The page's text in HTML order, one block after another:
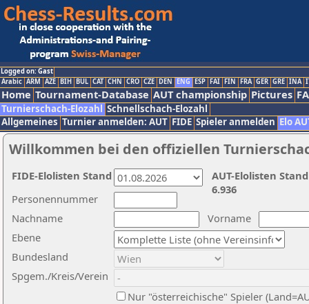
Logged on: Gast
Arabic ARM AZE BIH BUL CAT CHN CRO CZE DEN ENG ESP FAI FIN FRA GER GRE INA
Home Tournament-Database AUT championship Pictures
Turnierschach-Elozahl Schnellschach-Elozahl
Allgemeines Turnier anmelden: AUT FIDE Spieler anmelden Elo
Willkommen bei den offiziellen
Nachname
Vorname
Ebene
Personennummer
Bundesland
Spgem./Kreis/Verein
Nur "österreichische" Spieler
AUT-Elolisten
6.936
FIDE-Elolisten Stand